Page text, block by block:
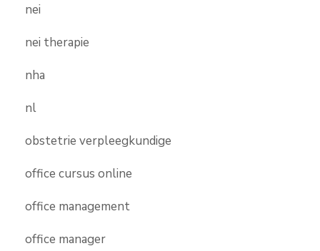
nei
nei therapie
nha
nl
obstetrie verpleegkundige
office cursus online
office management
office manager